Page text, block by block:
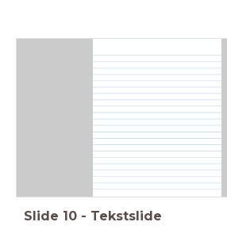
Slide 10 - Tekstslide